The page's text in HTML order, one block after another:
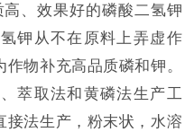
、效果好的磷酸二氢钾
钾从不在原料上弄虚作
物补充高品质磷和钾。
萃取法和黄磷法生产工
接法生产，粉末状，水溶